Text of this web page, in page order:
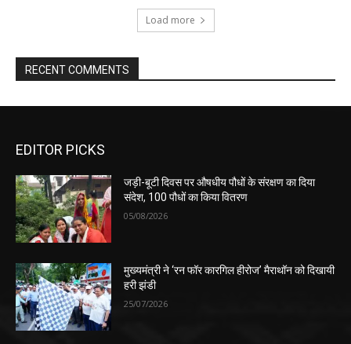
Load more
RECENT COMMENTS
EDITOR PICKS
जड़ी-बूटी दिवस पर औषधीय पौधों के संरक्षण का दिया
संदेश, 100 पौधों का किया वितरण
05/08/2026
मुख्यमंत्री ने ‘रन फॉर कारगिल हीरोज’ मैराथॉन को दिखायी
हरी झंडी
25/07/2026